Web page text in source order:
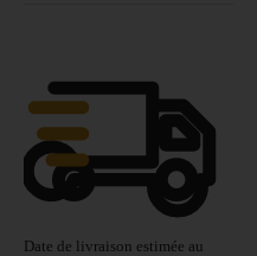
Date de livraison estimée au